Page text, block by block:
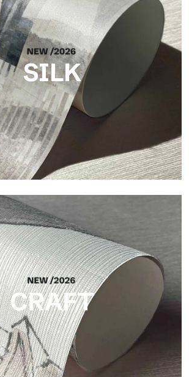
SILK
y elegante, con una sutil trama vertical que
profundidad a la superficie.
CRAFT